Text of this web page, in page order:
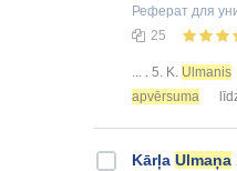
Реферат для
25
... . 5. K. Ulmanis
apvērsuma
Kārļa Ulmaņa